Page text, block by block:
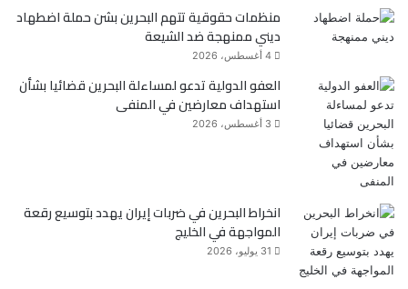
منظمات حقوقية تتهم البحرين بشن حملة اضطهاد
ديني ممنهجة ضد الشيعة
4 أغسطس، 2026
العفو الدولية تدعو لمساءلة البحرين قضائيا بشأن
استهداف معارضين في المنفى
3 أغسطس، 2026
انخراط البحرين في ضربات إيران يهدد بتوسيع رقعة
المواجهة في الخليج
31 يوليو، 2026